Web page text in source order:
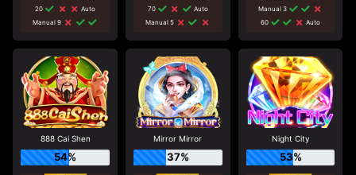
20
Auto
Manual 9
70
Auto
Manual 5
Manual 3
60
Auto
888 Cai Shen
54%
Mirror Mirror
37%
Night City
53%